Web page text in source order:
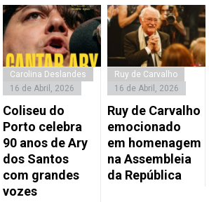
Carolina Deslandes
16 de Abril, 2026
Coliseu do
Porto celebra
90 anos de Ary
dos Santos
com grandes
vozes
Ruy de Carvalho
16 de Abril, 2026
Ruy de Carvalho
emocionado
em homenagem
na Assembleia
da República